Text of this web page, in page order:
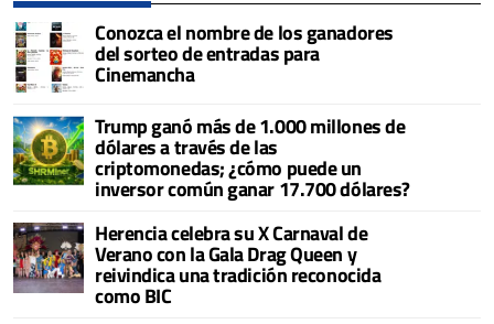
Conozca el nombre de los ganadores
del sorteo de entradas para
Cinemancha
Trump ganó más de 1.000 millones de
dólares a través de las
criptomonedas; ¿cómo puede un
inversor común ganar 17.700 dólares?
Herencia celebra su X Carnaval de
Verano con la Gala Drag Queen y
reivindica una tradición reconocida
como BIC